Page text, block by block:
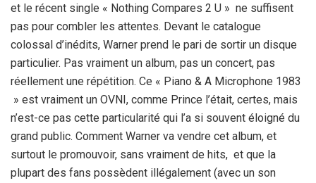
et le récent single « Nothing Compares 2 U » ne suffisent
pas pour combler les attentes. Devant le catalogue
colossal d’inédits, Warner prend le pari de sortir un disque
particulier. Pas vraiment un album, pas un concert, pas
réellement une répétition. Ce « Piano & A Microphone 1983
» est vraiment un OVNI, comme Prince l’était, certes, mais
n’est-ce pas cette particularité qui l’a si souvent éloigné du
grand public. Comment Warner va vendre cet album, et
surtout le promouvoir, sans vraiment de hits, et que la
plupart des fans possèdent illégalement (avec un son